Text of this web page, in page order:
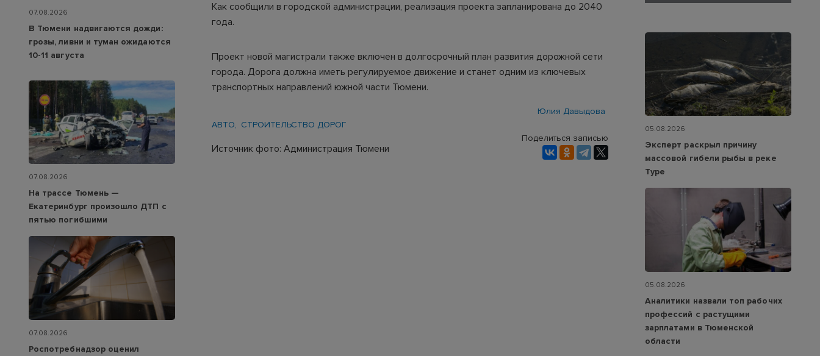
Как сообщили в городской администрации, реализация проекта запланирована до 2040
года.
Проект новой магистрали также включен в долгосрочный план развития дорожной сети
города. Дорога должна иметь регулируемое движение и станет одним из ключевых
транспортных направлений южной части Тюмени.
Юлия Давыдова
АВТО
СТРОИТЕЛЬСТВО ДОРОГ
Источник фото: Администрация Тюмени
Поделиться записью
07.08.2026
В Тюмени надвигаются дожди:
грозы, ливни и туман ожидаются
10-11 августа
07.08.2026
На трассе Тюмень —
Екатеринбург произошло ДТП с
пятью погибшими
07.08.2026
Роспотребнадзор оценил
05.08.2026
Эксперт раскрыл причину
массовой гибели рыбы в реке
Туре
05.08.2026
Аналитики назвали топ рабочих
профессий с растущими
зарплатами в Тюменской
области